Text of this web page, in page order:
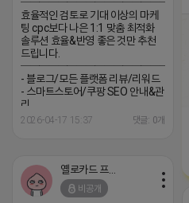
효율적인 검토로 기대 이상의 마케
팅 cpc보다 나은 1:1 맞춤 최적화
솔루션 효율&반영 좋은 것만 추천
드립니다.
─────────────────
- 블로그/모든 플랫폼 리뷰/리워드
- 스마트스토어/쿠팡 SEO 안내&관
리
─────────────────
2026-04-17 15:37 댓글: 0개
옐로카드 프로도
비공개